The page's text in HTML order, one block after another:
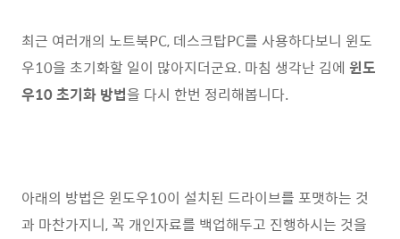
최근 여러개의 노트북PC, 데스크탑PC를 사용하다보니 윈도
우10을 초기화할 일이 많아지더군요. 마침 생각난 김에 윈도
우10 초기화 방법을 다시 한번 정리해봅니다.
아래의 방법은 윈도우10이 설치된 드라이브를 포맷하는 것
과 마찬가지니, 꼭 개인자료를 백업해두고 진행하시는 것을